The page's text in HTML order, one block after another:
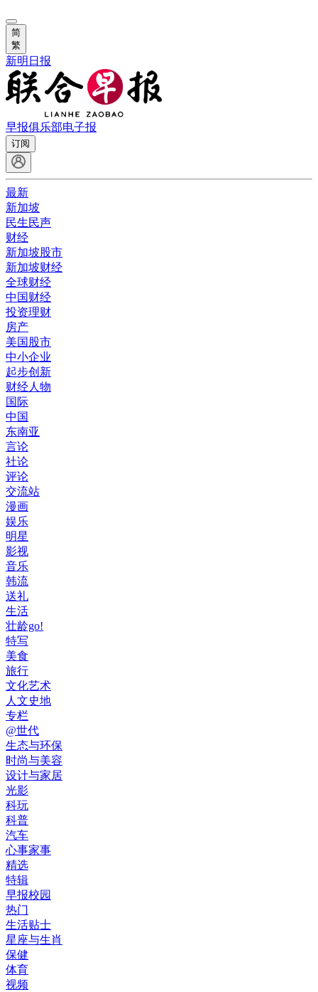
简
繁
新明日报
早报俱乐部电子报
订阅
最新
新加坡
民生民声
财经
新加坡股市
新加坡财经
全球财经
中国财经
投资理财
房产
美国股市
中小企业
起步创新
财经人物
国际
中国
东南亚
言论
社论
评论
交流站
漫画
娱乐
明星
影视
音乐
韩流
送礼
生活
壮龄go!
特写
美食
旅行
文化艺术
人文史地
专栏
@世代
生态与环保
时尚与美容
设计与家居
光影
科玩
科普
汽车
心事家事
精选
特辑
早报校园
热门
生活贴士
星座与生肖
保健
体育
视频